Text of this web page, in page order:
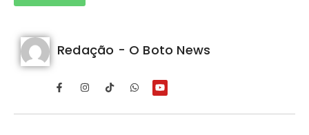
Redação - O Boto News